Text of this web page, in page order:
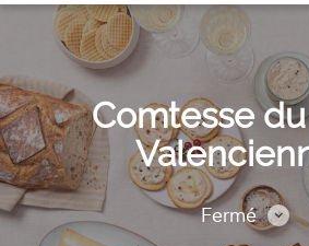
Comtesse
Comtesse
Fermé
les